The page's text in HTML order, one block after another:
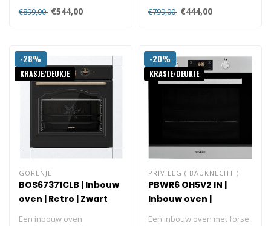
€899,00 €544,00
direct leverbaar, keurig op
afspr..
€799,00 €444,00
-28%
KRASJE/DEUKJE
GORENJE
BOS67371CLB | Inbouw
oven | Retro | Zwart
Een inbouw oven
-20%
KRASJE/DEUKJE
PRIVILEG ( BAUKNECHT )
PBWR6 OH5V2 IN |
Inbouw oven |
Hydrolyse | 60 cm
Een inbouw oven met forse